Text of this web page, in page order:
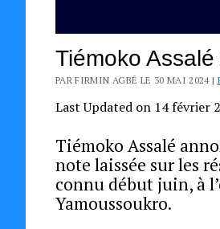
Tiémoko
PAR FIRMIN AGBÉ LE 30 MAI 2024 |
Last Updated on 14 février
Tiémoko Assalé
note laissée sur les
connu début juin, à
Yamoussoukro.